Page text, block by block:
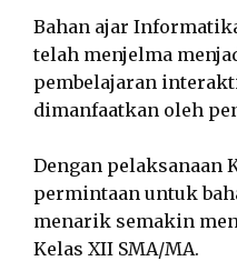
Bahan ajar
telah menjelma
pembelajaran
dimanfaatkan oleh
Dengan pelaksanaan
permintaan untuk
menarik semakin
Kelas XII SMA/MA.